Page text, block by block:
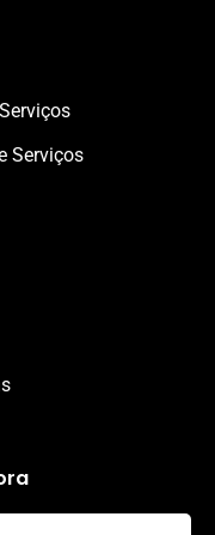
Serviços